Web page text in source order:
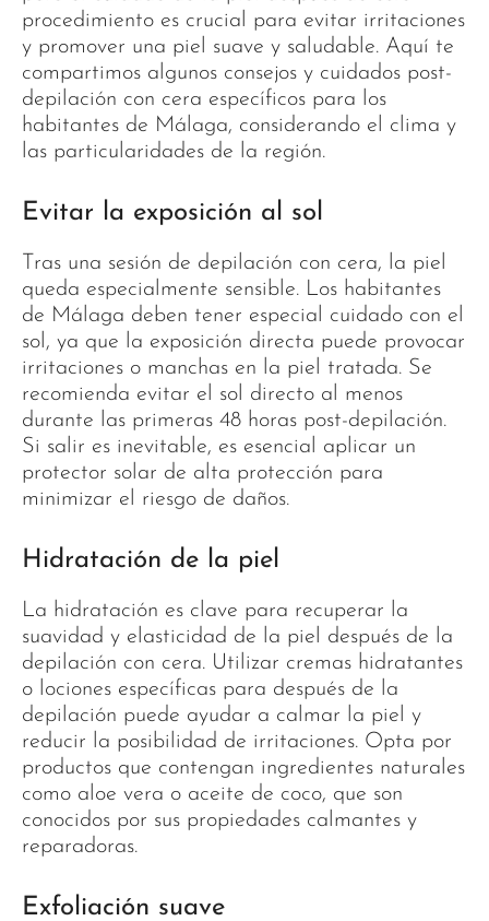
procedimiento es crucial para evitar irritaciones
y promover una piel suave y saludable. Aquí te
compartimos algunos consejos y cuidados post-
depilación con cera específicos para los
habitantes de Málaga, considerando el clima y
las particularidades de la región.
Evitar la exposición al sol
Tras una sesión de depilación con cera, la piel
queda especialmente sensible. Los habitantes
de Málaga deben tener especial cuidado con el
sol, ya que la exposición directa puede provocar
irritaciones o manchas en la piel tratada. Se
recomienda evitar el sol directo al menos
durante las primeras 48 horas post-depilación.
Si salir es inevitable, es esencial aplicar un
protector solar de alta protección para
minimizar el riesgo de daños.
Hidratación de la piel
La hidratación es clave para recuperar la
suavidad y elasticidad de la piel después de la
depilación con cera. Utilizar cremas hidratantes
o lociones específicas para después de la
depilación puede ayudar a calmar la piel y
reducir la posibilidad de irritaciones. Opta por
productos que contengan ingredientes naturales
como aloe vera o aceite de coco, que son
conocidos por sus propiedades calmantes y
reparadoras.
Exfoliación suave